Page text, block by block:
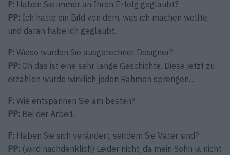
F: Haben Sie immer an Ihren Erfolg geglaubt?
PP: Ich hatte ein Bild von dem, was ich machen wollte,
und daran habe ich geglaubt.
F: Wieso wurden Sie ausgerechnet Designer?
PP: Oh das ist eine sehr lange Geschichte. Diese jetzt zu
erzählen würde wirklich jeden Rahmen sprengen…
F: Wie entspannen Sie am besten?
PP: Bei der Arbeit.
F: Haben Sie sich verändert, seitdem Sie Vater sind?
PP: (wird nachdenklich) Leider nicht, da mein Sohn ja nicht